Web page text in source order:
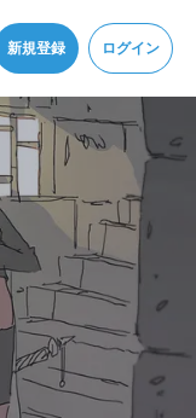
新規登録 ログイン
リシーを改定しました。
クします
に！